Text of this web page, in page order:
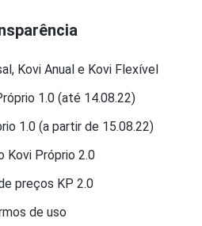
Kovi Anual e Kovi Flexível
1.0 (até 14.08.22)
1.0 (a partir de 15.08.22)
Kovi Próprio 2.0
preços KP 2.0
de uso